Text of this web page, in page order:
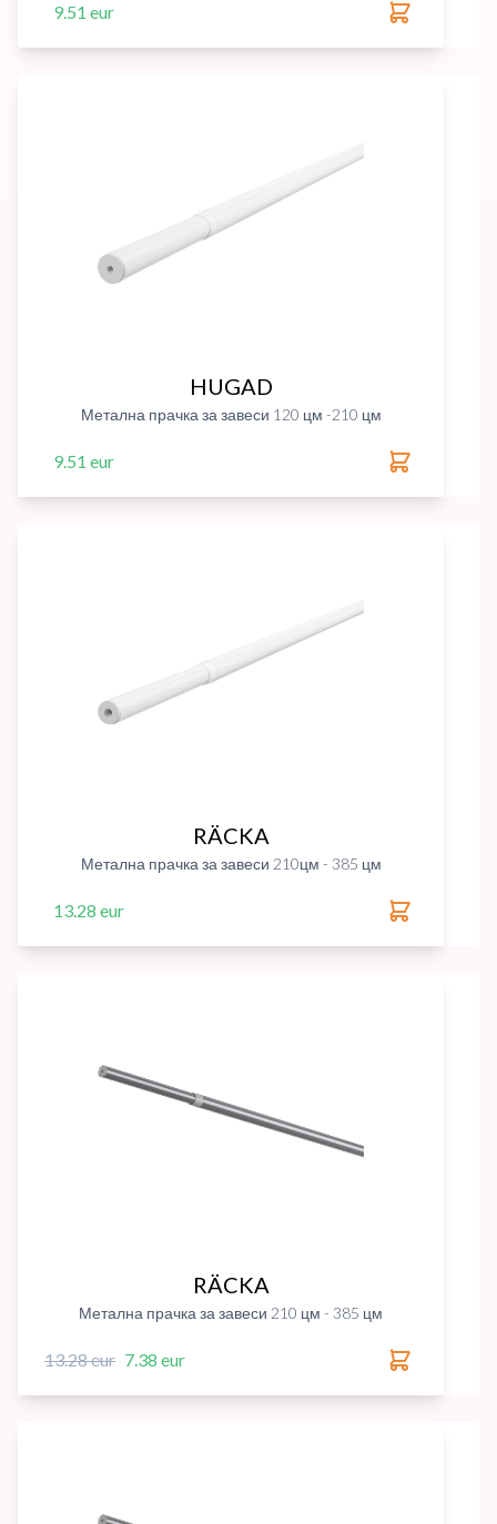
9.51 eur
HUGAD
Метална прачка за завеси 120 цм -210 цм
9.51 eur
RÄCKA
Метална прачка за завеси 210цм - 385 цм
13.28 eur
RÄCKA
Метална прачка за завеси 210 цм - 385 цм
13.28 eur 7.38 eur